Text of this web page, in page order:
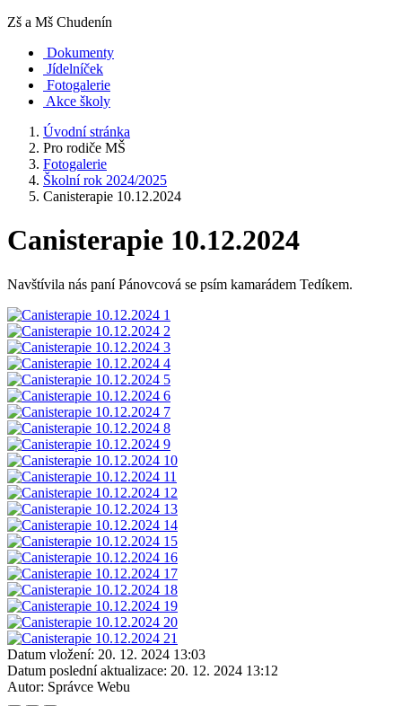
Zš a Mš Chudenín
Dokumenty
Jídelníček
Fotogalerie
Akce školy
Úvodní stránka
Pro rodiče MŠ
Fotogalerie
Školní rok 2024/2025
Canisterapie 10.12.2024
Canisterapie 10.12.2024
Navštívila nás paní Pánovcová se psím kamarádem Tedíkem.
Datum vložení: 20. 12. 2024 13:03
Datum poslední aktualizace: 20. 12. 2024 13:12
Autor: Správce Webu